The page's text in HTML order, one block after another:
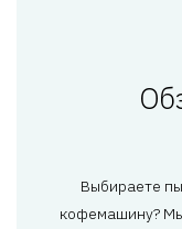
Выбираете
кофемашину?